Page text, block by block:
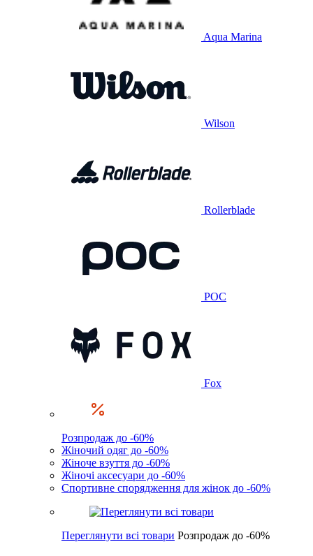
Aqua Marina
Wilson
Rollerblade
POC
Fox
Розпродаж до -60%
Жіночий одяг до -60%
Жіноче взуття до -60%
Жіночі аксесуари до -60%
Спортивне спорядження для жінок до -60%
Переглянути всі товари Розпродаж до -60%